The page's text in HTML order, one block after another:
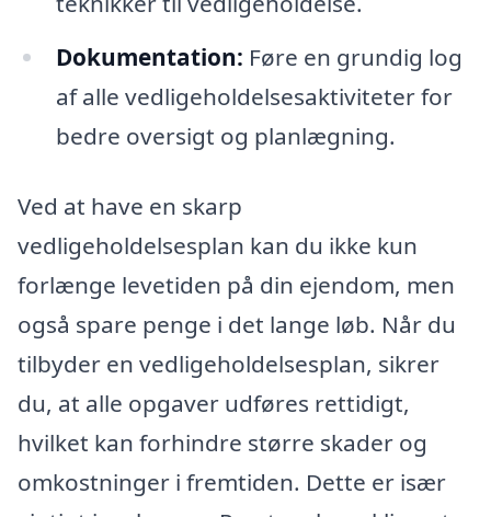
Dokumentation: Føre en grundig log
af alle vedligeholdelsesaktiviteter for
bedre oversigt og planlægning.
Ved at have en skarp
vedligeholdelsesplan kan du ikke kun
forlænge levetiden på din ejendom, men
også spare penge i det lange løb. Når du
tilbyder en vedligeholdelsesplan, sikrer
du, at alle opgaver udføres rettidigt,
hvilket kan forhindre større skader og
omkostninger i fremtiden. Dette er især